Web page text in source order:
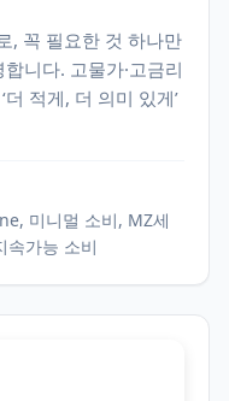
, 꼭 필요한 것 하나만
니다. 고물가·고금리
적게, 더 의미 있게’
미니멀 소비, MZ세
속가능 소비